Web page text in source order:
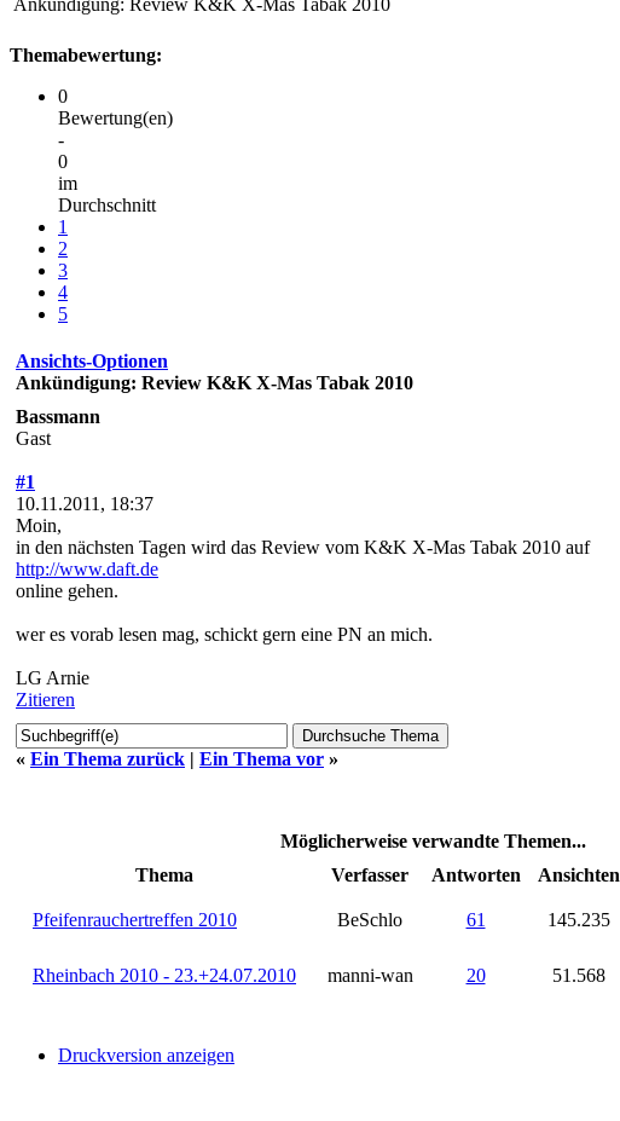
Themabewertung:
0
Bewertung(en)
-
0
im
Durchschnitt
1
2
3
4
5
Ansichts-Optionen
Ankündigung: Review K&K X-Mas Tabak 2010
Bassmann
Gast
#1
10.11.2011, 18:37
Moin,
in den nächsten Tagen wird das Review vom K&K X-Mas Tabak 2010 auf
http://www.daft.de
online gehen.
wer es vorab lesen mag, schickt gern eine PN an mich.
LG Arnie
Zitieren
« Ein Thema zurück | Ein Thema vor »
Möglicherweise verwandte Themen...
Thema
Verfasser Antworten Ansichten
Pfeifenrauchertreffen 2010 BeSchlo 61 145.235
Rheinbach 2010 - 23.+24.07.2010 manni-wan 20 51.568
Druckversion anzeigen